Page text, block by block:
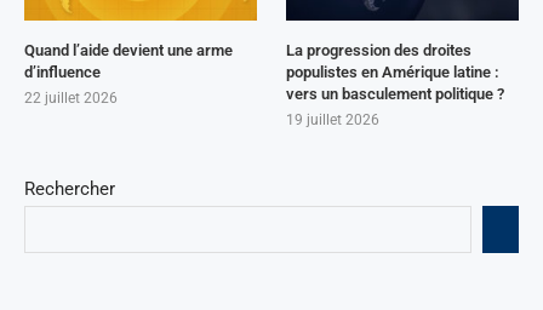
Rechercher
Quand l’aide devient une arme
d’influence
22 juillet 2026
La progression des droites
populistes en Amérique latine :
vers un basculement politique ?
19 juillet 2026